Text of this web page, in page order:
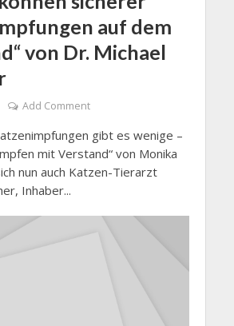
auf dem
von Dr. Michael
Add Comment
gibt es wenige –
mit Verstand“ von Monika
nun auch Katzen-Tierarzt
Inhaber...